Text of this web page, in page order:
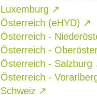
Luxemburg ↗
Österreich (eHYD) ↗
Österreich -
Österreich -
Österreich - Salzburg
Österreich -
Schweiz ↗